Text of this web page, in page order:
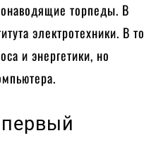
торпеды. В
электротехники. В то
и энергетики, но